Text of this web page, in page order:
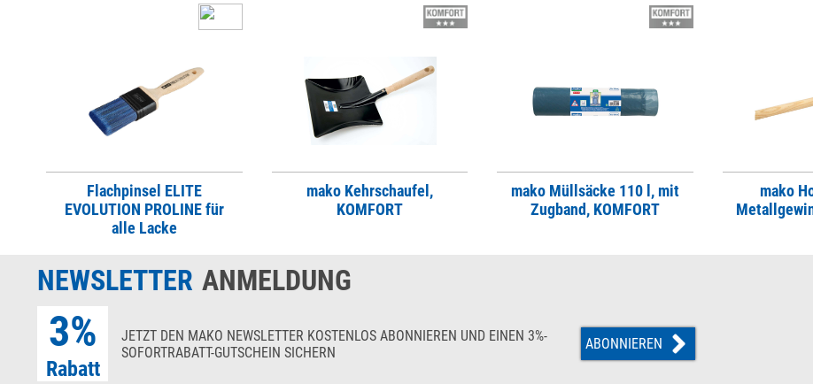
Flachpinsel ELITE
EVOLUTION PROLINE für
alle Lacke
mako Kehrschaufel,
KOMFORT
mako Müllsäcke 110 l, mit
Zugband, KOMFORT
mako
NEWSLETTER ANMELDUNG
3%
Rabatt
JETZT DEN MAKO NEWSLETTER KOSTENLOS ABONNIEREN UND EINEN 3%-
SOFORTRABATT-GUTSCHEIN SICHERN
ABONNIEREN